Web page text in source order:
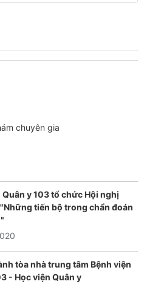
chuyên gia
Quân y 103 tổ chức Hội nghị
tiến bộ trong chẩn đoán
tòa nhà trung tâm Bệnh viện
- Học viện Quân y